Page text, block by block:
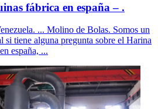
fábrica en españa – .
... Molino de Bolas. Somos un
si tiene alguna pregunta sobre el Harina
españa, ...